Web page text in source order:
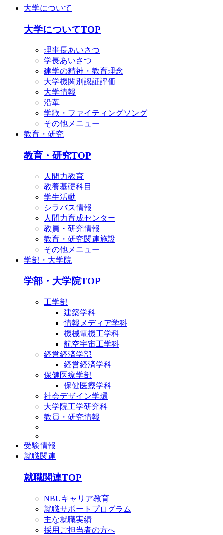
大学について
大学についてTOP
理事長あいさつ
学長あいさつ
建学の精神・教育理念
大学機関別認証評価
大学情報
沿革
学歌・ファイティングソング
その他メニュー
教育・研究
教育・研究TOP
人間力教育
教養基礎科目
学生活動
シラバス情報
人間力育成センター
教員・研究情報
教育・研究関連施設
その他メニュー
学部・大学院
学部・大学院TOP
工学部
建築学科
情報メディア学科
機械電機工学科
航空宇宙工学科
経営経済学部
経営経済学科
保健医療学部
保健医療学科
社会デザイン学環
大学院工学研究科
教員・研究情報
受験情報
就職関連
就職関連TOP
NBUキャリア教育
就職サポートプログラム
主な就職実績
採用ご担当者の方へ
한국어